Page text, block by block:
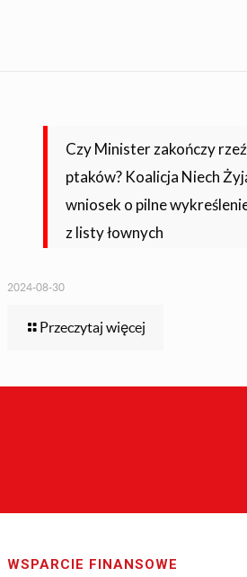
Czy Minister zakończy
ptaków? Koalicja Niech
wniosek o pilne
z listy łownych
2024-08-30
Przeczytaj więcej
WSPARCIE FINANSOWE